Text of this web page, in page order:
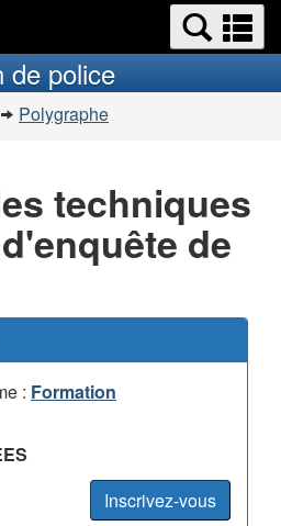
au
contenu
principal
à
la
version
HTML
et
de police
Polygraphe
techniques
de
: Formation
Inscrivez-vous